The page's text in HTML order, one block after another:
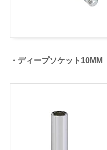
・ディープソケット10MM